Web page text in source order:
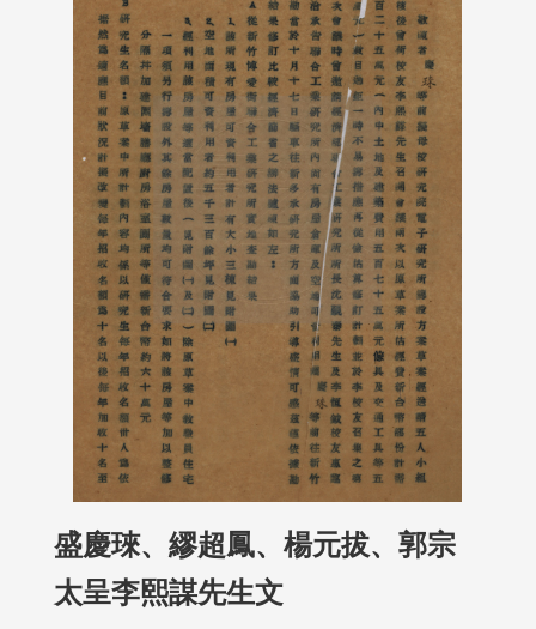
盛慶琜、繆超鳳、楊元拔、郭宗
太呈李熙謀先生文